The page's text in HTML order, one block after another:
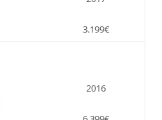
3.199€
2016